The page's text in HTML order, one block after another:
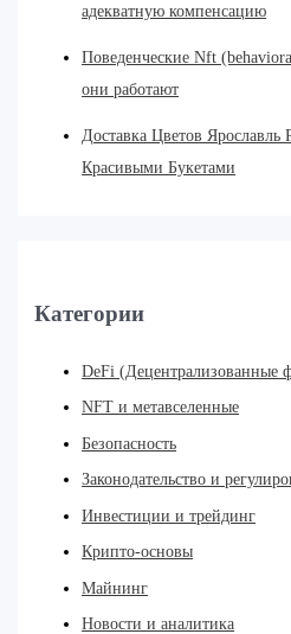
адекватную компенсацию
Поведенческие Nft
они работают
Доставка Цветов Ярославль
Красивыми Букетами
Категории
DeFi (Децентрализованные
NFT и метавселенные
Безопасность
Законодательство и
Инвестиции и трейдинг
Крипто-основы
Майнинг
Новости и аналитика